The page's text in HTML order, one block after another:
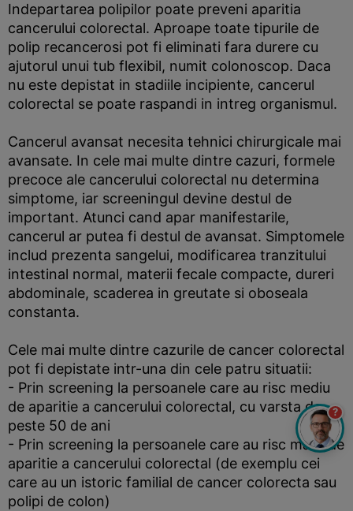
Indepartarea polipilor poate preveni aparitia
cancerului colorectal. Aproape toate tipurile de
polip recancerosi pot fi eliminati fara durere cu
ajutorul unui tub flexibil, numit colonoscop. Daca
nu este depistat in stadiile incipiente, cancerul
colorectal se poate raspandi in intreg organismul.
Cancerul avansat necesita tehnici chirurgicale mai
avansate. In cele mai multe dintre cazuri, formele
precoce ale cancerului colorectal nu determina
simptome, iar screeningul devine destul de
important. Atunci cand apar manifestarile,
cancerul ar putea fi destul de avansat. Simptomele
includ prezenta sangelui, modificarea tranzitului
intestinal normal, materii fecale compacte, dureri
abdominale, scaderea in greutate si oboseala
constanta.
Cele mai multe dintre cazurile de cancer colorectal
pot fi depistate intr-una din cele patru situatii:
- Prin screening la persoanele care au risc mediu
de aparitie a cancerului colorectal, cu varsta de
peste 50 de ani
- Prin screening la persoanele care au risc mare de
aparitie a cancerului colorectal (de exemplu cei
care au un istoric familial de cancer colorecta sau
polipi de colon)
?